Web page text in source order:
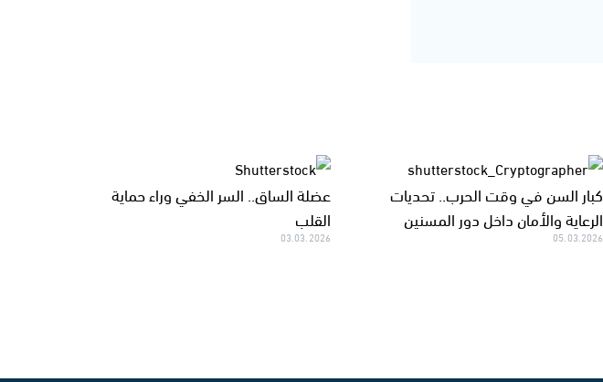
كبار السن في وقت الحرب.. تحديات
الرعاية والأمان داخل دور المسنين
05.03.2026
عضلة الساق.. السر الخفي وراء حماية
القلب
03.03.2026